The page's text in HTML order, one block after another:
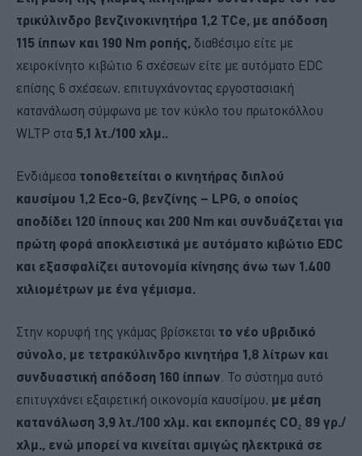
τρικύλινδρο βενζινοκινητήρα 1,2 TCe, με απόδοση
115 ίππων και 190 Nm ροπής, διαθέσιμο είτε με
χειροκίνητο κιβώτιο 6 σχέσεων είτε με αυτόματο EDC
επίσης 6 σχέσεων, επιτυγχάνοντας εργοστασιακή
κατανάλωση σύμφωνα με τον κύκλο του πρωτοκόλλου
WLTP στα 5,1 λτ./100 χλμ..
Ενδιάμεσα τοποθετείται ο κινητήρας διπλού
καυσίμου 1,2 Εco-G, βενζίνης – LPG, ο οποίος
αποδίδει 120 ίππους και 200 Nm και συνδυάζεται για
πρώτη φορά αποκλειστικά με αυτόματο κιβώτιο EDC
και εξασφαλίζει αυτονομία κίνησης άνω των 1.400
χιλιομέτρων με ένα γέμισμα.
Στην κορυφή της γκάμας βρίσκεται το νέο υβριδικό
σύνολο, με τετρακύλινδρο κινητήρα 1,8 λίτρων και
συνδυαστική απόδοση 160 ίππων . Το σύστημα αυτό
επιτυγχάνει εξαιρετική οικονομία καυσίμου, με μέση
κατανάλωση 3,9 λτ./100 χλμ. και εκπομπές CO₂ 89 γρ./
χλμ., ενώ μπορεί να κινείται αμιγώς ηλεκτρικά σε